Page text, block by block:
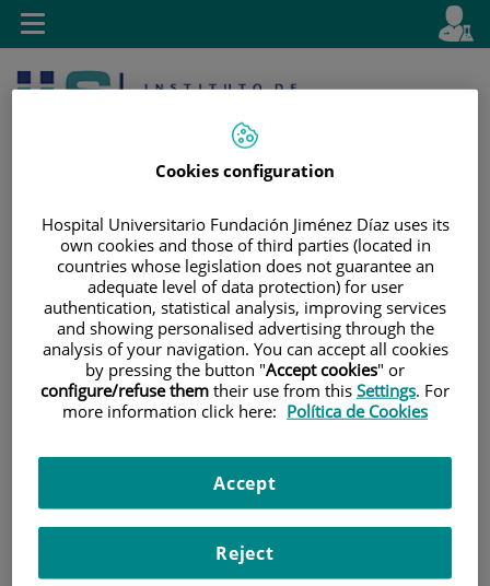
Saltar al contenido
contenido
activo
es
Buscar
Toggle
navigation
INICIO|INSTITUTO|ESTRUCTURA ORGANIZATIVA
COMITÉ DE INTEGRIDAD CIENTÍFICA
Cookies configuration
Hospital Universitario Fundación Jiménez Díaz uses its
own cookies and those of third parties (located in
countries whose legislation does not guarantee an
adequate level of data protection) for user
authentication, statistical analysis, improving services
and showing personalised advertising through the
analysis of your navigation. You can accept all cookies
by pressing the button "Accept cookies" or
configure/refuse them their use from this Settings. For
more information click here: Política de Cookies
Reject
Accept